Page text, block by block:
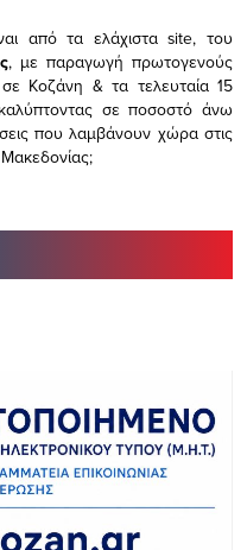
από τα ελάχισταsite, του
, με παραγωγή πρωτογενούς
σε Κοζάνη & τα τελευταία 15
σε ποσοστό άνω
που λαμβάνουν χώρα στις